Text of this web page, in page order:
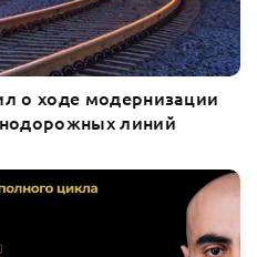
о ходе модернизации
линий